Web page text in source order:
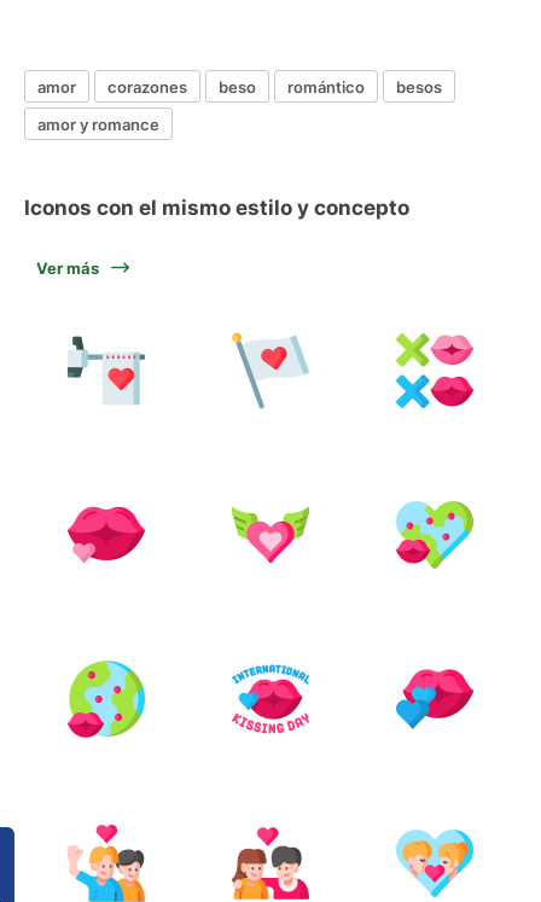
amor corazones beso romántico
besos
amor y romance
Iconos con el mismo estilo y concepto
Ver más